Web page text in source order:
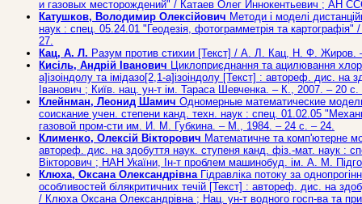
и газовых месторождений" / Катаев Олег Иннокентьевич ; АН
Катушков, Володимир Олексійович Методи і моделі
наук : спец. 05.24.01 "Геодезія, фотограмметрія та
27.
Кац, А. Л. Разум против стихии [Текст] / А. Л. Кац, Н. Ф.
Кисіль, Андрій Іванович Циклоприєднання та ацилювання
a]ізоіндолу та імідазо[2,1-a]ізоіндолу [Текст] : автореф. дис.
Іванович ; Київ. нац. ун-т ім. Тараса Шевченка. – К., 2007. – 20 с.
Клейнман, Леонид Шамич Одномерные математические
соискание учен. степени канд. техн. наук : спец. 01.02.05
газовой пром-сти им. И. М. Губкина. – М., 1984. – 24 с. – 24.
Клименко, Олексій Вікторович Математичне та комп'ютерне
автореф. дис. на здобуття наук. ступеня канд. фіз.-мат. наук :
Вікторович ; НАН Укаїни, Ін-т проблем машинобуд. ім. А. М.
Клюха, Оксана ОлександрівнаГідравліка потоку за
особливостей білякритичних течій [Текст] : автореф. дис. на
/ Клюха Оксана Олександрівна ; Нац. ун-т водного госп-ва та